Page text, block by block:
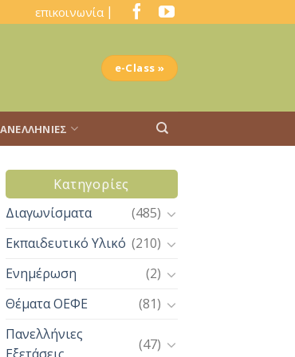
επικοινωνία |
e-Class »
Kατηγορίες
Διαγωνίσματα
(485)
Εκπαιδευτικό Υλικό (210)
Ενημέρωση
(2)
Θέματα ΟΕΦΕ
(81)
Πανελλήνιες
(47)